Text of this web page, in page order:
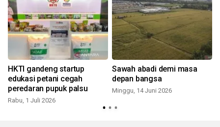
HKTI gandeng startup
edukasi petani cegah
peredaran pupuk palsu
Rabu, 1 Juli 2026
Sawah abadi demi masa
depan bangsa
Minggu, 14 Juni 2026